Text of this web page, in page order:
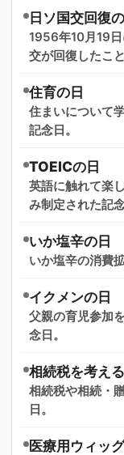
日ソ国交回復
1956年10月19
交が回復したこ
住育の日
住まいについて
記念日。
TOEICの日
英語に触れて楽
み制定された記念
いか塩辛の日
いか塩辛の消費
イクメンの日
父親の育児参加
念日。
相続税を考え
相続税や相続・
日。
医療用ウィッ